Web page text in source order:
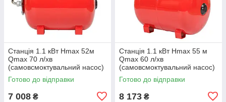
Станція 1.1 кВт Hmax 52м
Qmax 70 л/хв
(самовсмоктувальний насос)
50 л Україна Wetron
Готово до відправки
7 008 ₴
Станція 1.1 кВт Hmax 55 м
Qmax 60 л/хв
(самовсмоктувальний насос)
50 л Україна AQUATICA
(775093/50)
Готово до відправки
8 173 ₴